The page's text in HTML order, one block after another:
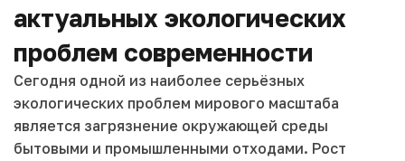
актуальных экологических
проблем современности
Сегодня одной из наиболее серьёзных
экологических проблем мирового масштаба
является загрязнение окружающей среды
бытовыми и промышленными отходами. Рост